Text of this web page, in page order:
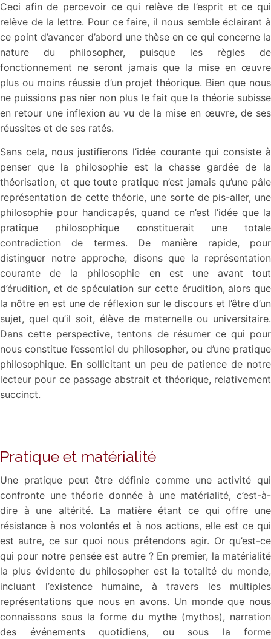
Ceci afin de percevoir ce qui relève de l’esprit et ce qui
relève de la lettre. Pour ce faire, il nous semble éclairant à
ce point d’avancer d’abord une thèse en ce qui concerne la
nature du philosopher, puisque les règles de
fonctionnement ne seront jamais que la mise en œuvre
plus ou moins réussie d’un projet théorique. Bien que nous
ne puissions pas nier non plus le fait que la théorie subisse
en retour une inflexion au vu de la mise en œuvre, de ses
réussites et de ses ratés.
Sans cela, nous justifierons l’idée courante qui consiste à
penser que la philosophie est la chasse gardée de la
théorisation, et que toute pratique n’est jamais qu’une pâle
représentation de cette théorie, une sorte de pis-aller, une
philosophie pour handicapés, quand ce n’est l’idée que la
pratique philosophique constituerait une totale
contradiction de termes. De manière rapide, pour
distinguer notre approche, disons que la représentation
courante de la philosophie en est une avant tout
d’érudition, et de spéculation sur cette érudition, alors que
la nôtre en est une de réflexion sur le discours et l’être d’un
sujet, quel qu’il soit, élève de maternelle ou universitaire.
Dans cette perspective, tentons de résumer ce qui pour
nous constitue l’essentiel du philosopher, ou d’une pratique
philosophique. En sollicitant un peu de patience de notre
lecteur pour ce passage abstrait et théorique, relativement
succinct.
Pratique et matérialité
Une pratique peut être définie comme une activité qui
confronte une théorie donnée à une matérialité, c’est-à-
dire à une altérité. La matière étant ce qui offre une
résistance à nos volontés et à nos actions, elle est ce qui
est autre, ce sur quoi nous prétendons agir. Or qu’est-ce
qui pour notre pensée est autre ? En premier, la matérialité
la plus évidente du philosopher est la totalité du monde,
incluant l’existence humaine, à travers les multiples
représentations que nous en avons. Un monde que nous
connaissons sous la forme du mythe (mythos), narration
des événements quotidiens, ou sous la forme